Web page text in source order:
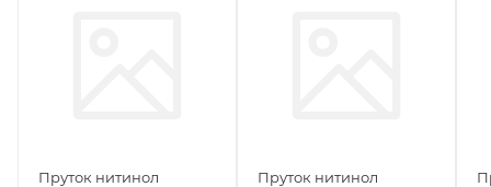
Пруток нитинол
Пруток нитинол